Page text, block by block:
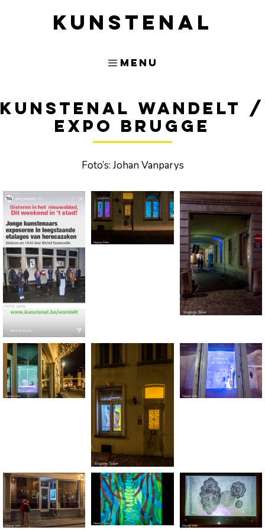
Kunstenal
Menu
Kunstenal Wandelt /
Expo Brugge
Foto’s: Johan Vanparys